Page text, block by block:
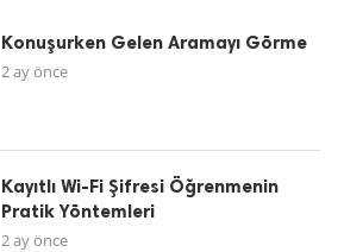
Konuşurken Gelen Aramayı Görme
2 ay önce
Kayıtlı Wi-Fi Şifresi Öğrenmenin
Pratik Yöntemleri
2 ay önce